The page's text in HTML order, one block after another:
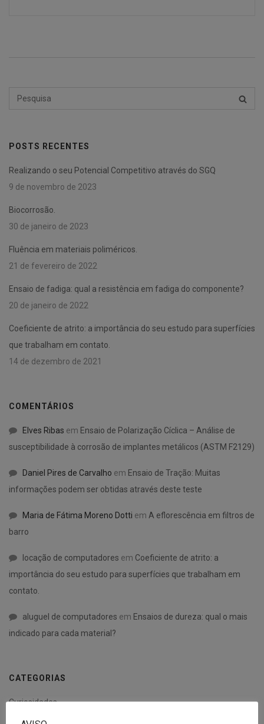
POSTS RECENTES
Realizando o seu Potencial Competitivo através do SGQ
9 de novembro de 2023
Biocorrosão.
30 de janeiro de 2023
Fluência em materiais poliméricos.
21 de fevereiro de 2022
Ensaio de fadiga: qual a resistência em fadiga do componente?
20 de janeiro de 2022
Coeficiente de atrito: a importância do seu estudo para superfícies
que trabalham em contato.
14 de dezembro de 2021
COMENTÁRIOS
Elves Ribas em Ensaio de Polarização Cíclica – Análise de
susceptibilidade à corrosão de implantes metálicos (ASTM F2129)
Daniel Pires de Carvalho em Ensaio de Tração: Muitas
informações podem ser obtidas através deste teste
Maria de Fátima Moreno Dotti em A eflorescência em filtros de
barro
locação de computadores em Coeficiente de atrito: a
importância do seu estudo para superfícies que trabalham em
contato.
aluguel de computadores em Ensaios de dureza: qual o mais
indicado para cada material?
CATEGORIAS
Curiosidades